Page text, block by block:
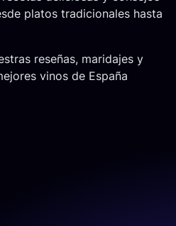
platos tradicionales hasta
reseñas, maridajes y
vinos de España